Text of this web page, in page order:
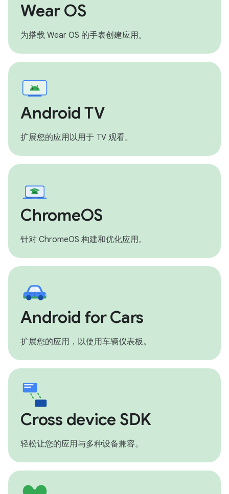
Wear OS
为搭载 Wear OS 的手表创建应用。
Android TV
扩展您的应用以用于 TV 观看。
ChromeOS
针对 ChromeOS 构建和优化应用。
Android for Cars
扩展您的应用，以使用车辆仪表板。
Cross device SDK
轻松让您的应用与多种设备兼容。